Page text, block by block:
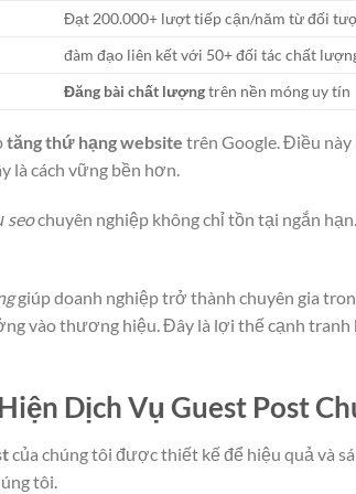
Đạt 200.000+ lượt tiếp cận/năm từ đối
đàm đạo liên kết với 50+ đối tác chất
Đăng bài chất lượngtrên nền móng uy tín
tăng thứ hạng website trên Google. Điều
là cách vững bền hơn.
seochuyên nghiệp không chỉ tồn tại ngắn
giúp doanh nghiệp trở thành chuyên gia
vào thương hiệu. Đây là lợi thế cạnh
Dịch Vụ Guest Post
của chúng tôi được thiết kế để hiệu quả và
tôi.